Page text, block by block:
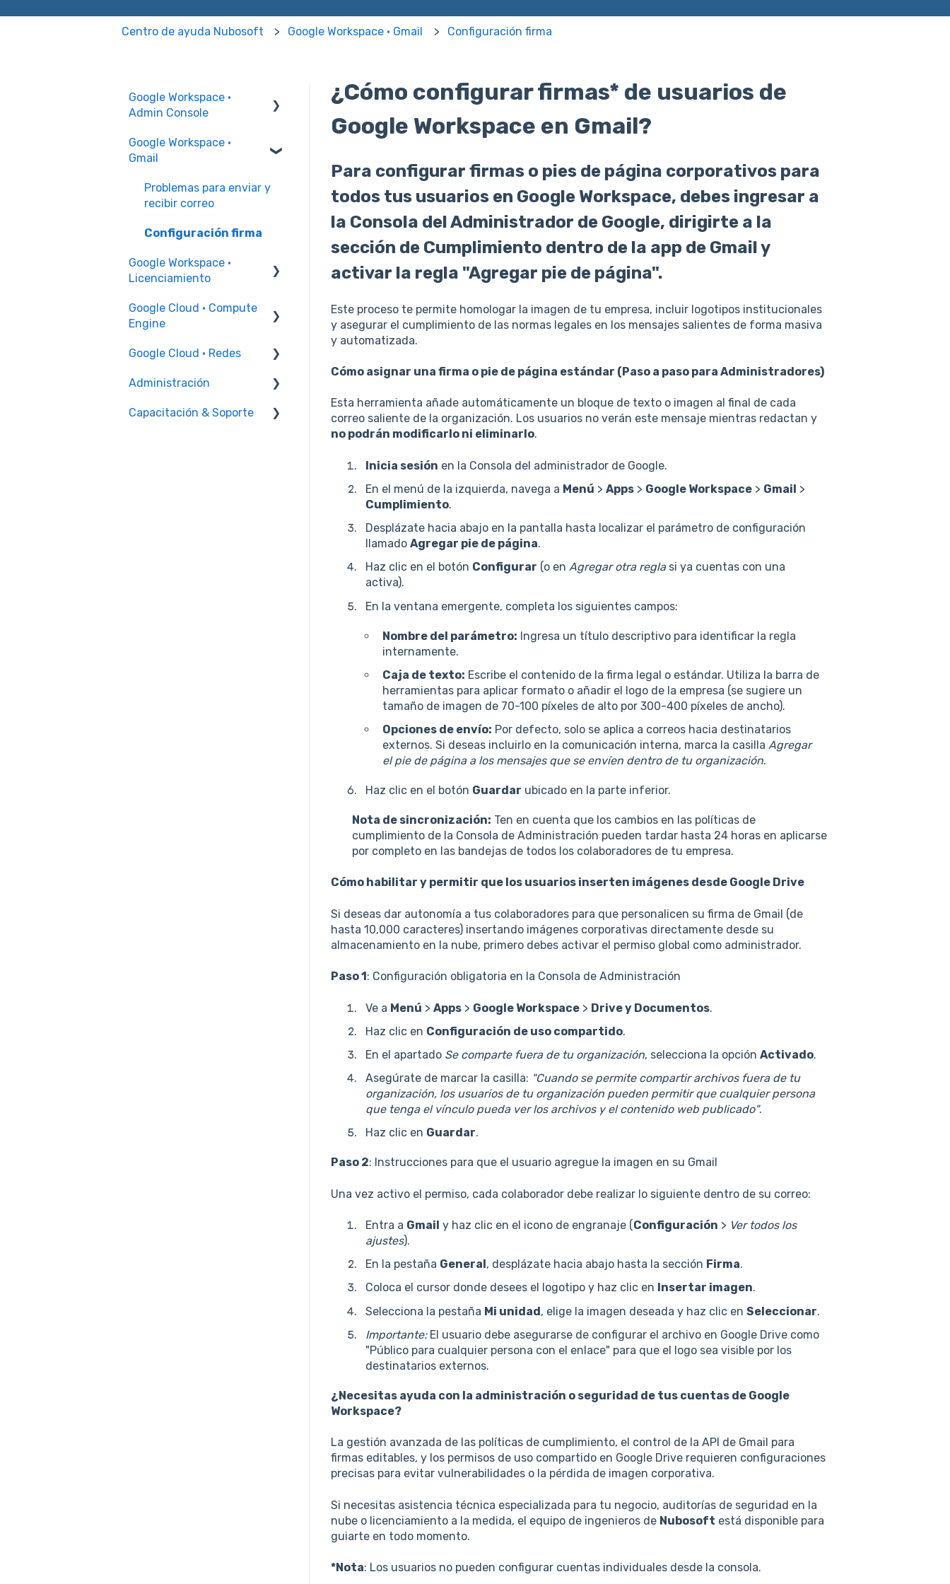
Centro de ayuda Nubosoft Google Workspace · Gmail Configuración firma
¿Cómo configurar firmas* de usuarios de
Google Workspace en Gmail?
Para configurar firmas o pies de página corporativos para
todos tus usuarios en Google Workspace, debes ingresar a
la Consola del Administrador de Google, dirigirte a la
sección de Cumplimiento dentro de la app de Gmail y
activar la regla "Agregar pie de página".
Este proceso te permite homologar la imagen de tu empresa, incluir logotipos institucionales
y asegurar el cumplimiento de las normas legales en los mensajes salientes de forma masiva
y automatizada.
Cómo asignar una firma o pie de página estándar (Paso a paso para Administradores)
Esta herramienta añade automáticamente un bloque de texto o imagen al final de cada
correo saliente de la organización. Los usuarios no verán este mensaje mientras redactan y
no podrán modificarlo ni eliminarlo.
Inicia sesión en la Consola del administrador de Google.
En el menú de la izquierda, navega a Menú > Apps> Google Workspace> Gmail >
Cumplimiento.
Desplázate hacia abajo en la pantalla hasta localizar el parámetro de configuración
llamado Agregar pie de página.
Haz clic en el botón Configurar (o en Agregar otra reglasi ya cuentas con una
activa).
En la ventana emergente, completa los siguientes campos:
Nombre del parámetro: Ingresa un título descriptivo para identificar la regla
internamente.
Caja de texto: Escribe el contenido de la firma legal o estándar. Utiliza la barra de
herramientas para aplicar formato o añadir el logo de la empresa (se sugiere un
tamaño de imagen de 70-100 píxeles de alto por 300-400 píxeles de ancho).
Opciones de envío: Por defecto, solo se aplica a correos hacia destinatarios
externos. Si deseas incluirlo en la comunicación interna, marca la casilla Agregar
el pie de página a los mensajes que se envíen dentro de tu organización.
Haz clic en el botón Guardar ubicado en la parte inferior.
Nota de sincronización: Ten en cuenta que los cambios en las políticas de
cumplimiento de la Consola de Administración pueden tardar hasta 24 horas en aplicarse
por completo en las bandejas de todos los colaboradores de tu empresa.
Cómo habilitar y permitir que los usuarios inserten imágenes desde Google Drive
Si deseas dar autonomía a tus colaboradores para que personalicen su firma de Gmail (de
hasta 10,000 caracteres) insertando imágenes corporativas directamente desde su
almacenamiento en la nube, primero debes activar el permiso global como administrador.
Paso 1: Configuración obligatoria en la Consola de Administración
Ve a Menú > Apps> Google Workspace> Drive y Documentos.
Haz clic en Configuración de uso compartido.
En el apartado Se comparte fuera de tu organización, selecciona la opción Activado.
Asegúrate de marcar la casilla: "Cuando se permite compartir archivos fuera de tu
organización, los usuarios de tu organización pueden permitir que cualquier persona
que tenga el vínculo pueda ver los archivos y el contenido web publicado".
Haz clic en Guardar.
Paso 2: Instrucciones para que el usuario agregue la imagen en su Gmail
Una vez activo el permiso, cada colaborador debe realizar lo siguiente dentro de su correo:
Entra a Gmail y haz clic en el icono de engranaje (Configuración > Ver todos los
ajustes).
En la pestaña General , desplázate hacia abajo hasta la sección Firma.
Coloca el cursor donde desees el logotipo y haz clic en Insertar imagen.
Selecciona la pestaña Mi unidad, elige la imagen deseada y haz clic en Seleccionar.
Importante:El usuario debe asegurarse de configurar el archivo en Google Drive como
"Público para cualquier persona con el enlace" para que el logo sea visible por los
destinatarios externos.
¿Necesitas ayuda con la administración o seguridad de tus cuentas de Google
Workspace?
La gestión avanzada de las políticas de cumplimiento, el control de la API de Gmail para
firmas editables, y los permisos de uso compartido en Google Drive requieren configuraciones
precisas para evitar vulnerabilidades o la pérdida de imagen corporativa.
Si necesitas asistencia técnica especializada para tu negocio, auditorías de seguridad en la
nube o licenciamiento a la medida, el equipo de ingenieros de Nubosoft está disponible para
guiarte en todo momento.
*Nota: Los usuarios no pueden configurar cuentas individuales desde la consola.
Google Workspace ·
Admin Console
Permisos Administrador
usuarios
grupos
Recursos y edificios
Seguridad
Google Workspace ·
Gmail
Problemas para enviar y
recibir correo
Configuración firma
Google Workspace ·
Licenciamiento
Incrementales
Google Cloud · Compute
Engine
Instancia de VM
Google Cloud · Redes
Reglas de firewall
Administración
Facturación
Capacitación & Soporte